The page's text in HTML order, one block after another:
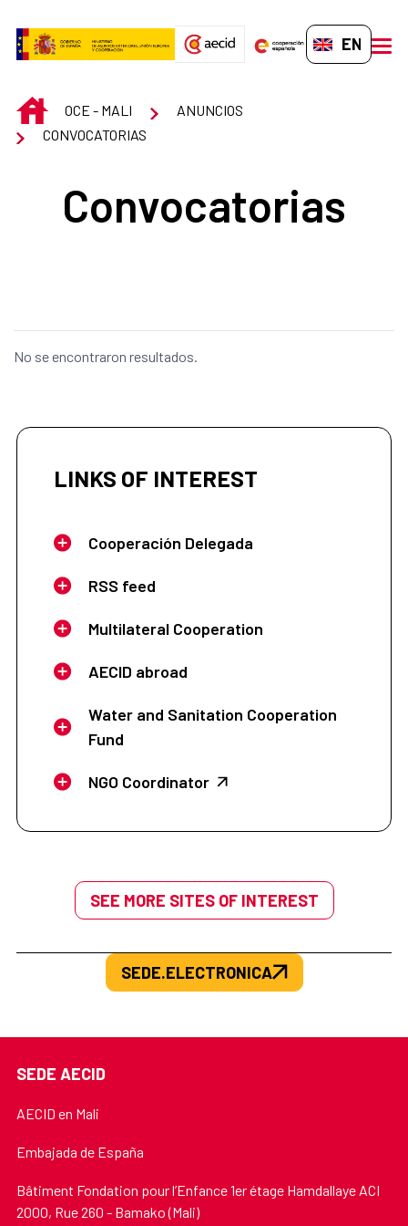
EN-GB
INICIOOCE - MALI
ANUNCIOS
CONVOCATORIAS
Convocatorias
No se encontraron resultados.
LINKS OF INTEREST
Cooperación Delegada
RSS feed
Multilateral Cooperation
AECID abroad
Water and Sanitation Cooperation
Fund
NGO Coordinator
SEE MORE SITES OF INTEREST
SEDE.ELECTRONICA
SEDE AECID
AECID en Mali
Embajada de España
Bâtiment Fondation pour l’Enfance 1er étage Hamdallaye ACI
2000, Rue 260 - Bamako (Mali)